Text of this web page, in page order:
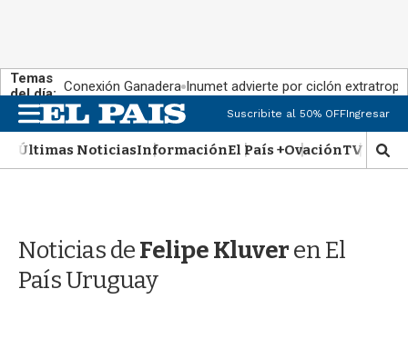
Temas
del día: Conexión Ganadera Inumet advierte por ciclón
M
e
n
u
Suscribite al 50% OFFIngresar
Últimas NoticiasInformaciónEl País +OvaciónTV Show
M
o
Noticias deFelipe Kluveren El
País Uruguay